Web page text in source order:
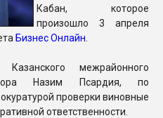
Кабан, которое
произошло 3 апреля
Бизнес Онлайн
межрайонного
Назим Псардия, по
проверки виновные
ответственности.